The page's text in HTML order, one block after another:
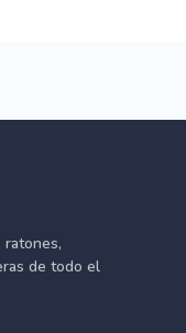
de todo el